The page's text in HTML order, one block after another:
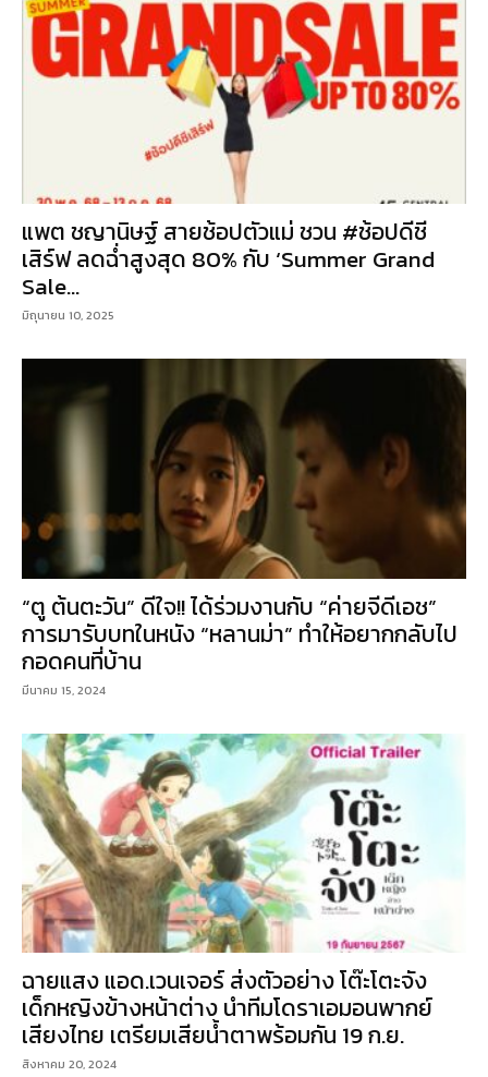
แพต ชญานิษฐ์ สายช้อปตัวแม่ ชวน #ช้อปดีชี
เสิร์ฟ ลดฉ่ำสูงสุด 80% กับ ‘Summer Grand
Sale...
มิถุนายน 10, 2025
“ตู ต้นตะวัน” ดีใจ!! ได้ร่วมงานกับ “ค่ายจีดีเอช”
การมารับบทในหนัง “หลานม่า” ทำให้อยากกลับไป
กอดคนที่บ้าน
มีนาคม 15, 2024
ฉายแสง แอด.เวนเจอร์ ส่งตัวอย่าง โต๊ะโตะจัง
เด็กหญิงข้างหน้าต่าง นำทีมโดราเอมอนพากย์
เสียงไทย เตรียมเสียน้ำตาพร้อมกัน 19 ก.ย.
สิงหาคม 20, 2024